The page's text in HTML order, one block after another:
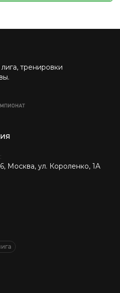
тренировки
Москва, ул. Короленко, 1А